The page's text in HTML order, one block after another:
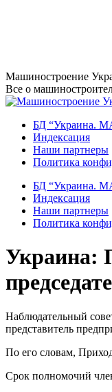
Перейти
к
содержанию
Машиностроение
Все о
БД
Индекcация
Наши партнеры
Политика
БД
Индекcация
Наши партнеры
Политика
Украина:
Наблюдательный
представитель
По его словам,
Срок полномочий